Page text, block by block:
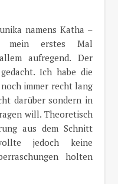
namens Katha –
mein erstes Mal
aufregend. Der
Ich habe die
immer recht lang
darüber sondern in
will. Theoretisch
aus dem Schnitt
jedoch keine
holten